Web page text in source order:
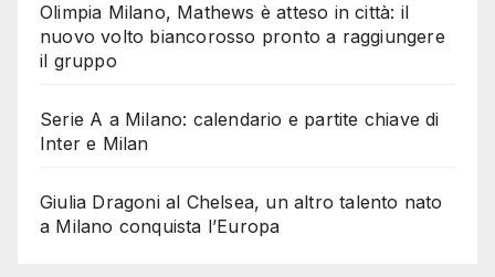
Olimpia Milano, Mathews è atteso in città: il
nuovo volto biancorosso pronto a raggiungere
il gruppo
Serie A a Milano: calendario e partite chiave di
Inter e Milan
Giulia Dragoni al Chelsea, un altro talento nato
a Milano conquista l’Europa